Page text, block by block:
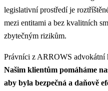
legislativní prostředí je
mezi entitami a bez kvalitních
zbytečným rizikům.
Právníci z ARROWS advokátní
Našim klientům pomáháme
aby byla bezpečná a daňově